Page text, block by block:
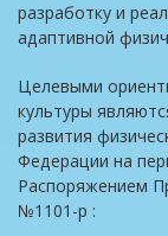
разработку и
адаптивной
Целевыми
культуры
развития
Федерации на
Распоряжением
№1101-р :